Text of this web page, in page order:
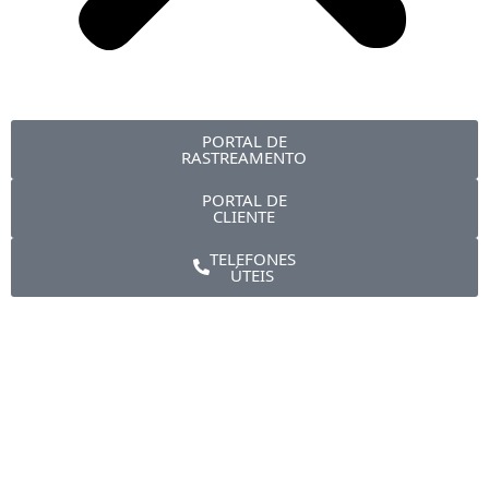
PORTAL DE
RASTREAMENTO
PORTAL DE
CLIENTE
TELEFONES
ÚTEIS